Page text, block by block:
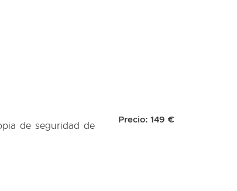
de seguridad de
Precio: 149 €